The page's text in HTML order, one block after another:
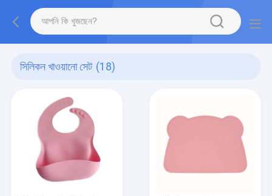
সিলিকন খাওয়ানো সেট (18)